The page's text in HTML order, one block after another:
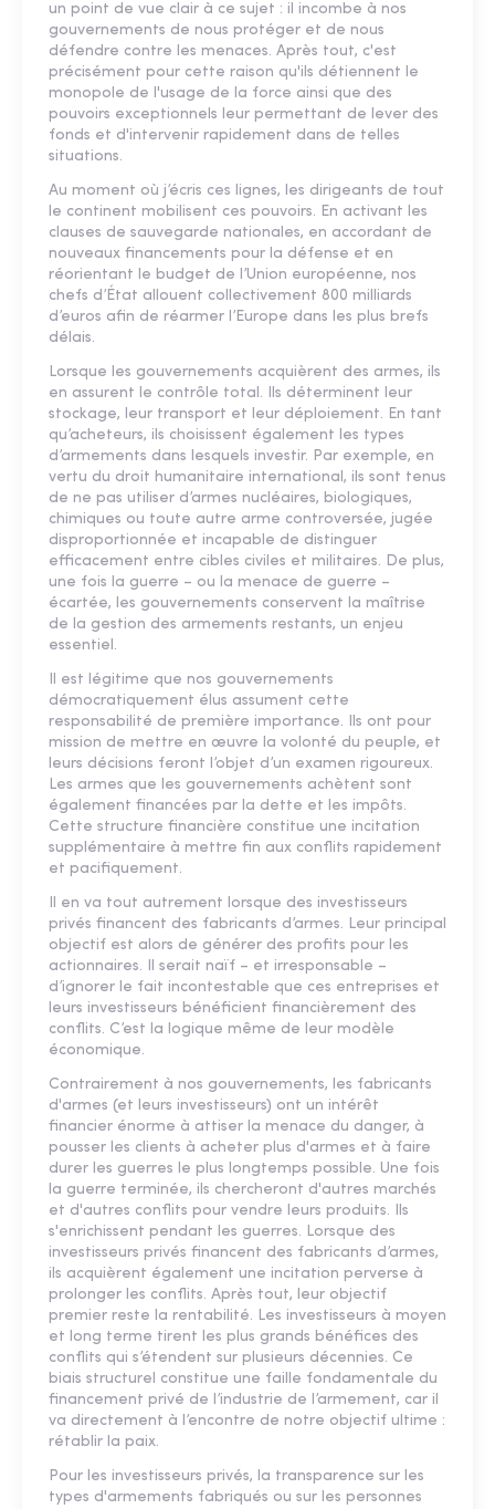
un point de vue clair à ce sujet : il incombe à nos
gouvernements de nous protéger et de nous
défendre contre les menaces. Après tout, c'est
précisément pour cette raison qu'ils détiennent le
monopole de l'usage de la force ainsi que des
pouvoirs exceptionnels leur permettant de lever des
fonds et d'intervenir rapidement dans de telles
situations.
Au moment où j’écris ces lignes, les dirigeants de tout
le continent mobilisent ces pouvoirs. En activant les
clauses de sauvegarde nationales, en accordant de
nouveaux financements pour la défense et en
réorientant le budget de l’Union européenne, nos
chefs d’État allouent collectivement 800 milliards
d’euros afin de réarmer l’Europe dans les plus brefs
délais.
Lorsque les gouvernements acquièrent des armes, ils
en assurent le contrôle total. Ils déterminent leur
stockage, leur transport et leur déploiement. En tant
qu’acheteurs, ils choisissent également les types
d’armements dans lesquels investir. Par exemple, en
vertu du droit humanitaire international, ils sont tenus
de ne pas utiliser d’armes nucléaires, biologiques,
chimiques ou toute autre arme controversée, jugée
disproportionnée et incapable de distinguer
efficacement entre cibles civiles et militaires. De plus,
une fois la guerre – ou la menace de guerre –
écartée, les gouvernements conservent la maîtrise
de la gestion des armements restants, un enjeu
essentiel.
Il est légitime que nos gouvernements
démocratiquement élus assument cette
responsabilité de première importance. Ils ont pour
mission de mettre en œuvre la volonté du peuple, et
leurs décisions feront l’objet d’un examen rigoureux.
Les armes que les gouvernements achètent sont
également financées par la dette et les impôts.
Cette structure financière constitue une incitation
supplémentaire à mettre fin aux conflits rapidement
et pacifiquement.
Il en va tout autrement lorsque des investisseurs
privés financent des fabricants d’armes. Leur principal
objectif est alors de générer des profits pour les
actionnaires. Il serait naïf – et irresponsable –
d’ignorer le fait incontestable que ces entreprises et
leurs investisseurs bénéficient financièrement des
conflits. C’est la logique même de leur modèle
économique.
Contrairement à nos gouvernements, les fabricants
d'armes (et leurs investisseurs) ont un intérêt
financier énorme à attiser la menace du danger, à
pousser les clients à acheter plus d'armes et à faire
durer les guerres le plus longtemps possible. Une fois
la guerre terminée, ils chercheront d'autres marchés
et d'autres conflits pour vendre leurs produits. Ils
s'enrichissent pendant les guerres. Lorsque des
investisseurs privés financent des fabricants d’armes,
ils acquièrent également une incitation perverse à
prolonger les conflits. Après tout, leur objectif
premier reste la rentabilité. Les investisseurs à moyen
et long terme tirent les plus grands bénéfices des
conflits qui s’étendent sur plusieurs décennies. Ce
biais structurel constitue une faille fondamentale du
financement privé de l’industrie de l’armement, car il
va directement à l’encontre de notre objectif ultime :
rétablir la paix.
Pour les investisseurs privés, la transparence sur les
types d'armements fabriqués ou sur les personnes